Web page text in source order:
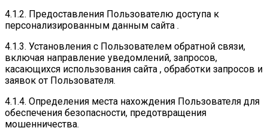
4.1.2. Предоставления Пользователю доступа к
персонализированным данным сайта .
4.1.3. Установления с Пользователем обратной связи,
включая направление уведомлений, запросов,
касающихся использования сайта , обработки запросов и
заявок от Пользователя.
4.1.4. Определения места нахождения Пользователя для
обеспечения безопасности, предотвращения
мошенничества.